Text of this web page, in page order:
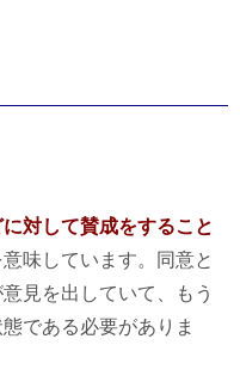
対して賛成をすること
意味しています。同意と
見を出していて、もう
である必要がありま